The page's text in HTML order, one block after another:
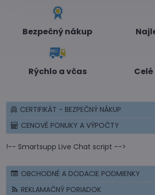
Bezpečný nákup
Rýchlo a včas
CERTIFIKÁT - BEZPEČNÝ NÁKUP
CENOVÉ PONUKY A VÝPOČTY
!-- Smartsupp Live Chat script -->
OBCHODNÉ A DODACIE PODMIENKY
REKLAMAČNÝ PORIADOK